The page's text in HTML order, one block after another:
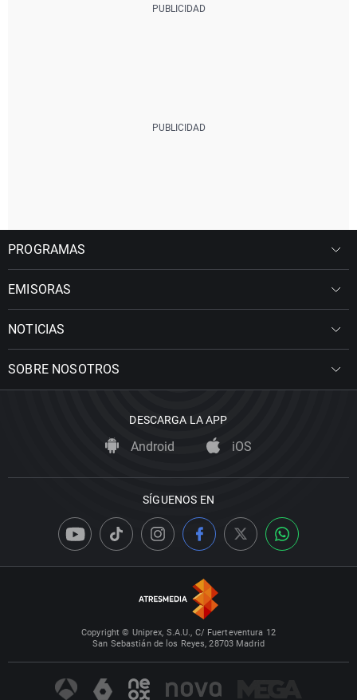
PROGRAMAS
EMISORAS
NOTICIAS
SOBRE NOSOTROS
DESCARGA LA APP
Android iOS
SÍGUENOS EN
Copyright © Uniprex, S.A.U., C/ Fuerteventura 12
San Sebastián de los Reyes, 28703 Madrid